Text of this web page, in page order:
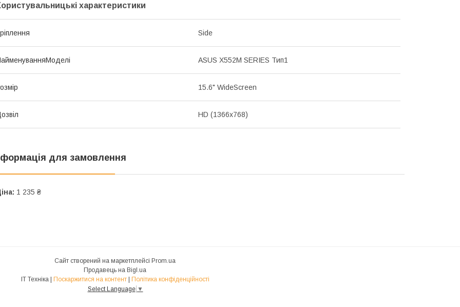
характеристики
Side
ASUS X552M SERIES Тип1
15.6" WideScreen
HD (1366x768)
для замовлення
1 235 ₴
Сайт створений на маркетплейсі Prom.ua
Продавець на Bigl.ua
IT Техніка | Поскаржитися на контент | Політика конфіденційності
Select Language ▼